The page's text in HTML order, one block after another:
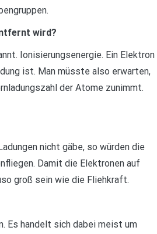
wird?
Ionisierungsenergie. Ein Elektron
ist. Man müsste also erwarten,
der Atome zunimmt.
nicht gäbe, so würden die
Damit die Elektronen auf
groß sein wie die Fliehkraft.
Es handelt sich dabei meist um